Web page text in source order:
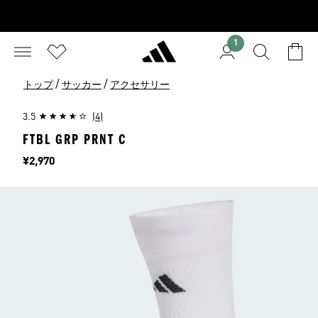
1
トップ / サッカー / アクセサリー
3.5 (4)
FTBL GRP PRNT C
価格
¥2,970